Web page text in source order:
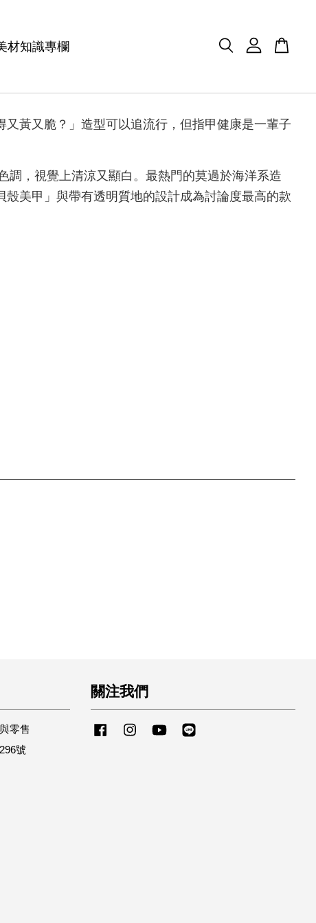
材知識專欄
黃又脆？」造型可以追流行，但指甲健康是一輩子
調，視覺上清涼又顯白。最熱門的莫過於海洋系造
美甲」與帶有透明質地的設計成為討論度最高的款
零售
號
關注我們
FacebookInstagramYouTube